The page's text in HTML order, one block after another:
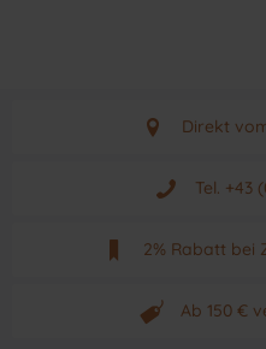
Direkt
Aus
Tel. +43
Mo -
2% Rabatt bei
Neuwertiges
Ab 150 €